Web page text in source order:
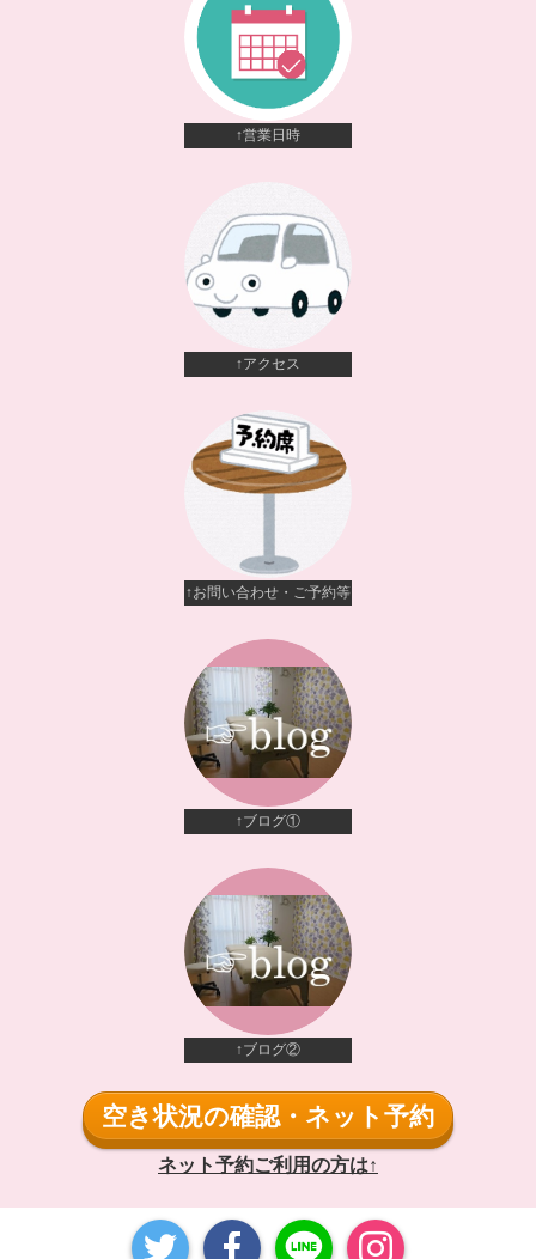
↑営業日時
↑アクセス
↑お問い合わせ・ご予約等
↑ブログ①
↑ブログ②
空き状況の確認・ネット予約
ネット予約ご利用の方は↑